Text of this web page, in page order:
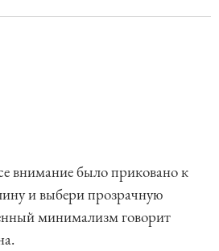
внимание было приковано к
и выбери прозрачную
минимализм говорит